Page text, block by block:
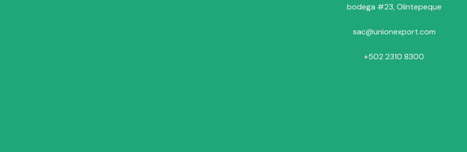
bodega #23, Olintepeque
sac@unionexport.com
+502 2310 8300